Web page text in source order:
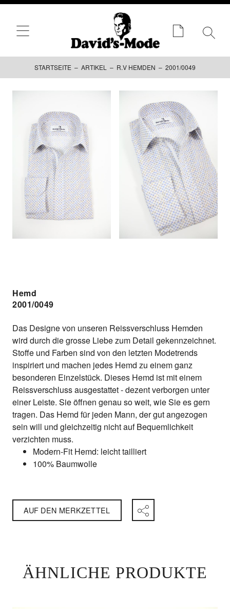
STARTSEITE – ARTIKEL – R.V HEMDEN – 2001/0049
Hemd
2001/0049
Das Designe von unseren Reissverschluss Hemden
wird durch die grosse Liebe zum Detail gekennzeichnet.
Stoffe und Farben sind von den letzten Modetrends
inspiriert und machen jedes Hemd zu einem ganz
besonderen Einzelstück. Dieses Hemd ist mit einem
Reissverschluss ausgestattet - dezent verborgen unter
einer Leiste. Sie öffnen genau so weit, wie Sie es gern
tragen. Das Hemd für jeden Mann, der gut angezogen
sein will und gleichzeitig nicht auf Bequemlichkeit
verzichten muss.
Modern-Fit Hemd: leicht tailliert
100% Baumwolle
AUF DEN MERKZETTEL
ÄHNLICHE PRODUKTE